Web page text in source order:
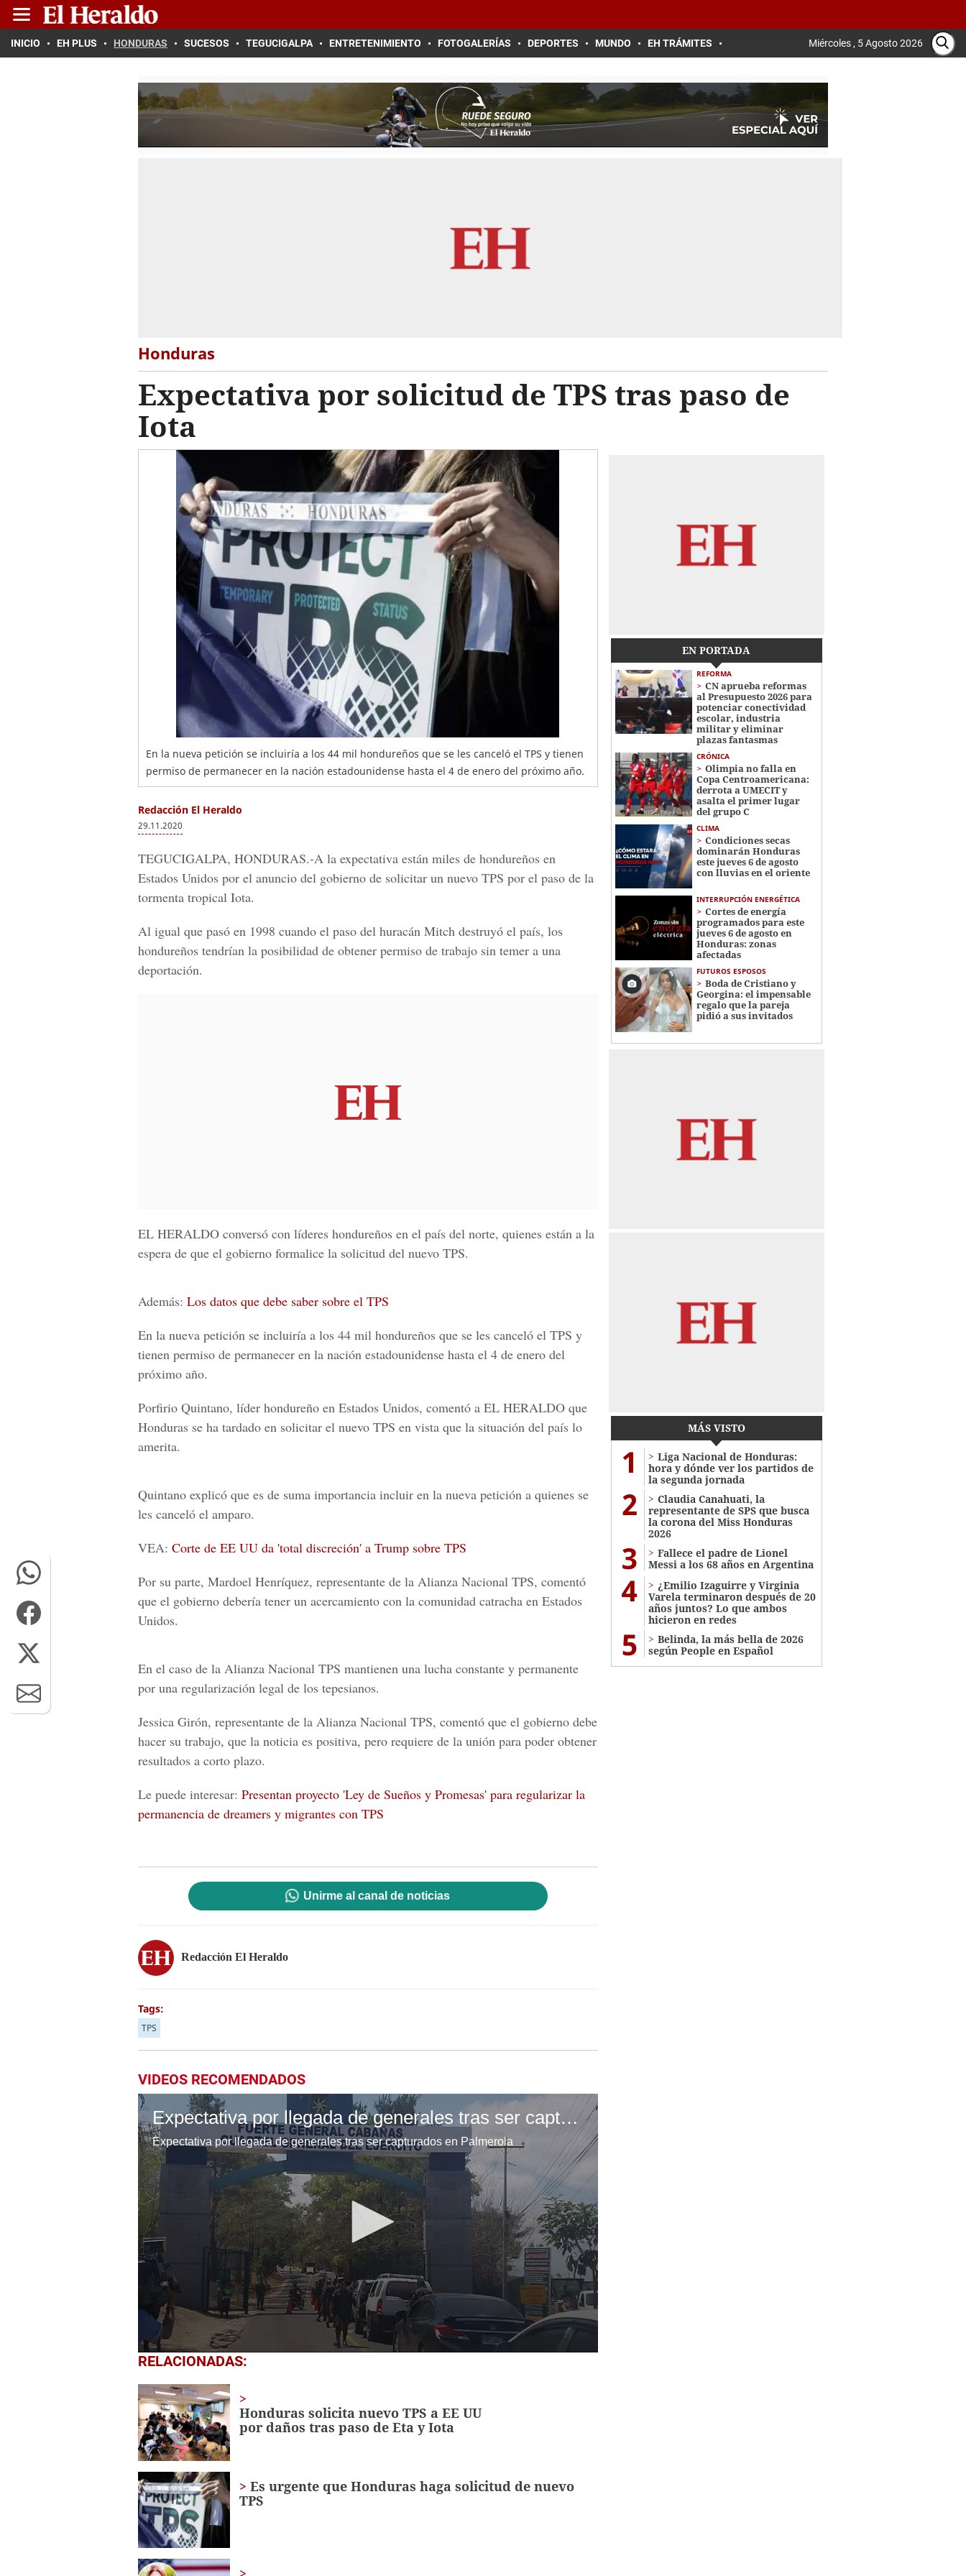
INICIO EH PLUS HONDURAS SUCESOS TEGUCIGALPA ENTRETENIMIENTO FOTOGALERÍAS DEPORTES MUNDO EH TRÁMITES Miércoles , 5 Agosto 2026
Honduras
Expectativa por solicitud de TPS tras paso de
Iota
En la nueva petición se incluiría a los 44 mil hondureños que se les canceló el TPS y tienen
permiso de permanecer en la nación estadounidense hasta el 4 de enero del próximo año.
Redacción El Heraldo
29.11.2020
TEGUCIGALPA, HONDURAS.-A la expectativa están miles de hondureños en
Estados Unidos por el anuncio del gobierno de solicitar un nuevo TPS por el paso de la
tormenta tropical Iota.
Al igual que pasó en 1998 cuando el paso del huracán Mitch destruyó el país, los
hondureños tendrían la posibilidad de obtener permiso de trabajo sin temer a una
deportación.
EL HERALDO conversó con líderes hondureños en el país del norte, quienes están a la
espera de que el gobierno formalice la solicitud del nuevo TPS.
Además: Los datos que debe saber sobre el TPS
En la nueva petición se incluiría a los 44 mil hondureños que se les canceló el TPS y
tienen permiso de permanecer en la nación estadounidense hasta el 4 de enero del
próximo año.
Porfirio Quintano, líder hondureño en Estados Unidos, comentó a EL HERALDO que
Honduras se ha tardado en solicitar el nuevo TPS en vista que la situación del país lo
amerita.
Quintano explicó que es de suma importancia incluir en la nueva petición a quienes se
les canceló el amparo.
VEA: Corte de EE UU da 'total discreción' a Trump sobre TPS
Por su parte, Mardoel Henríquez, representante de la Alianza Nacional TPS, comentó
que el gobierno debería tener un acercamiento con la comunidad catracha en Estados
Unidos.
En el caso de la Alianza Nacional TPS mantienen una lucha constante y permanente
por una regularización legal de los tepesianos.
Jessica Girón, representante de la Alianza Nacional TPS, comentó que el gobierno debe
hacer su trabajo, que la noticia es positiva, pero requiere de la unión para poder obtener
resultados a corto plazo.
Le puede interesar: Presentan proyecto 'Ley de Sueños y Promesas' para regularizar la
permanencia de dreamers y migrantes con TPS
Unirme al canal de noticias
Redacción El Heraldo
Tags:
TPS
VIDEOS RECOMENDADOS
Expectativa por llegada de generales tras ser capturados en Palmerola
Expectativa por llegada de generales tras ser capturados en Palmerola
0
seconds
1
minute,
23
secondsVolume
0%
RELACIONADAS:
Honduras solicita nuevo TPS a EE UU
por daños tras paso de Eta y Iota
Es urgente que Honduras haga solicitud de nuevo
TPS
EN PORTADA
REFORMA
CN aprueba reformas
al Presupuesto 2026 para
potenciar conectividad
escolar, industria
militar y eliminar
plazas fantasmas
CRÓNICA
Olimpia no falla en
Copa Centroamericana:
derrota a UMECIT y
asalta el primer lugar
del grupo C
CLIMA
Condiciones secas
dominarán Honduras
este jueves 6 de agosto
con lluvias en el oriente
INTERRUPCIÓN ENERGÉTICA
Cortes de energía
programados para este
jueves 6 de agosto en
Honduras: zonas
afectadas
FUTUROS ESPOSOS
Boda de Cristiano y
Georgina: el impensable
regalo que la pareja
pidió a sus invitados
MÁS VISTO
1
Liga Nacional de Honduras:
hora y dónde ver los partidos de
la segunda jornada
2
Claudia Canahuati, la
representante de SPS que busca
la corona del Miss Honduras
2026
3
Fallece el padre de Lionel
Messi a los 68 años en Argentina
4
¿Emilio Izaguirre y Virginia
Varela terminaron después de 20
años juntos? Lo que ambos
hicieron en redes
5
Belinda, la más bella de 2026
según People en Español